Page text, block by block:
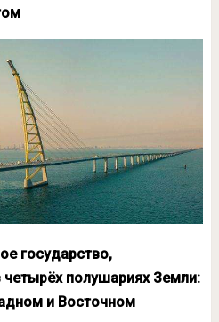
государство,
полушариях Земли:
и Восточном